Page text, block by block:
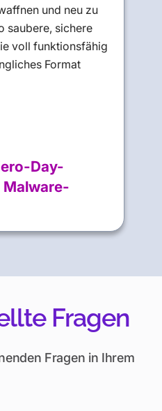
und neu zu
saubere, sichere
voll funktionsfähig
Format
Day-
Fragen
Fragen in Ihrem